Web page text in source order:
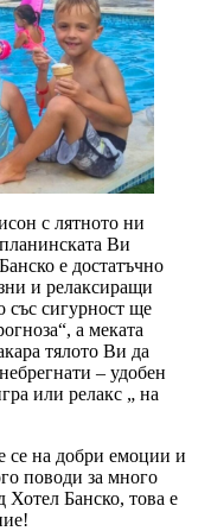
с лятното ни
Ви
е достатъчно
и релаксиращи
със сигурност ще
а меката
тялото Ви да
– удобен
или релакс „ на
се на добри емоции и
поводи за много
Банско, това е